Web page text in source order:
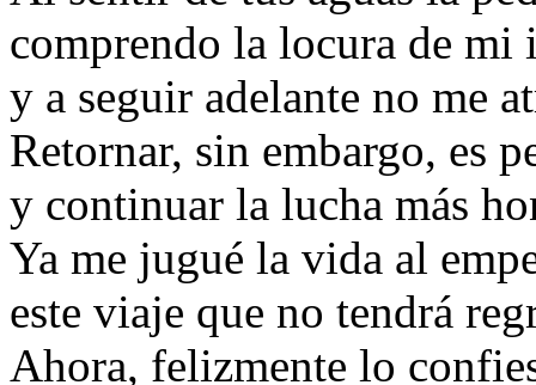
comprendo la locura de mi
y a seguir adelante no me
Retornar, sin embargo, es
y continuar la lucha más
Ya me jugué la vida al
este viaje que no tendrá
Ahora, felizmente lo